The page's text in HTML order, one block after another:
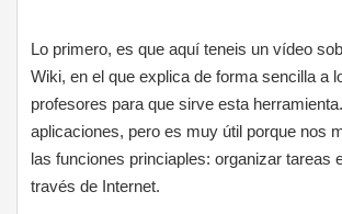
Lo primero, es que aquí teneis un vídeo
Wiki, en el que explica de forma sencilla a
profesores para que sirve esta
aplicaciones, pero es muy útil porque nos
las funciones princiaples: organizar tareas
través de Internet.